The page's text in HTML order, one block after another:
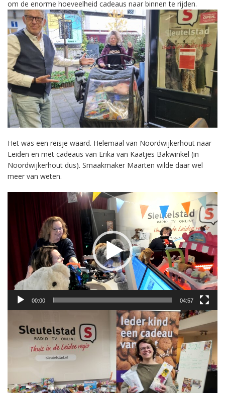
om de enorme hoeveelheid cadeaus naar binnen te rijden.
Het was een reisje waard. Helemaal van Noordwijkerhout naar
Leiden en met cadeaus van Erika van Kaatjes Bakwinkel (in
Noordwijkerhout dus). Smaakmaker Maarten wilde daar wel
meer van weten.
00:00 04:57